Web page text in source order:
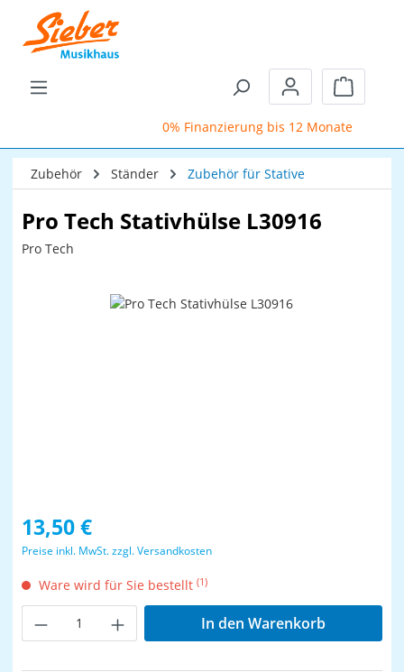
Zum Hauptinhalt springen
0% Finanzierung bis 12 Monate
Zubehör Ständer Zubehör für Stative
Pro Tech Stativhülse L30916
Pro Tech
Bildergalerie überspringen
Regulärer Preis:
13,50 €
Preise inkl. MwSt. zzgl. Versandkosten
Ware wird für Sie bestellt (1)
Produkt Anzahl: Gib den gewünschten
In den Warenkorb